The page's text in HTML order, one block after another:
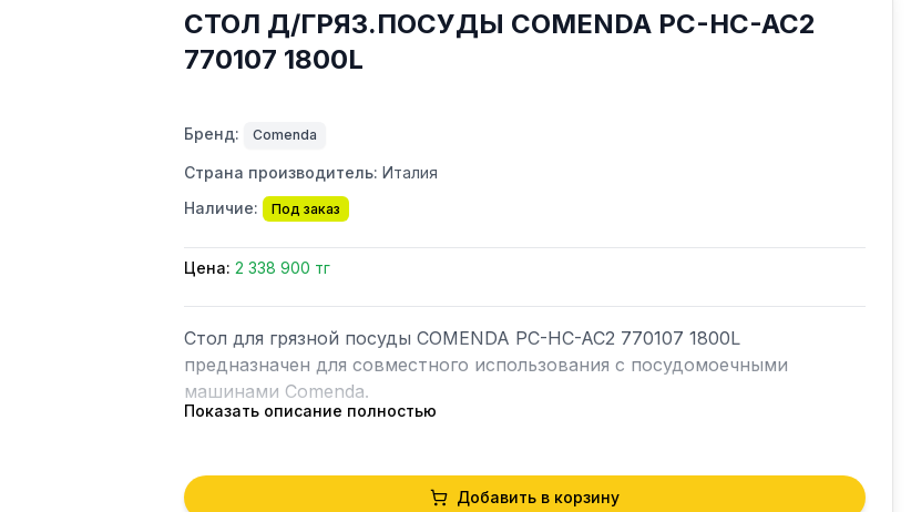
СТОЛ Д/ГРЯЗ.ПОСУДЫ COMENDA PC-HC-AC2
770107 1800L
Бренд: Comenda
Страна производитель: Италия
Наличие:
Под заказ
Цена: 2 338 900 тг
Стол для грязной посуды COMENDA PC-HC-AC2 770107 1800L
предназначен для совместного использования с посудомоечными
машинами Comenda.
— Боковой стол для загрузки грязной посуды с левой стороны
Показать описание полностью
Добавить в корзину